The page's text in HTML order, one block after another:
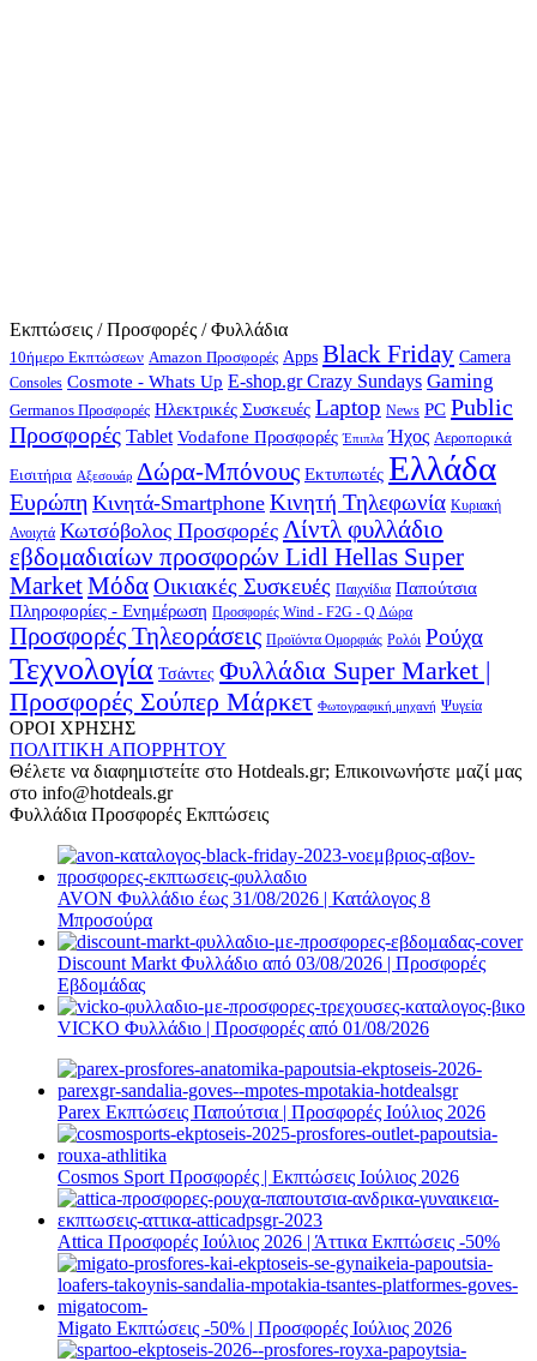
Εκπτώσεις / Προσφορές / Φυλλάδια
10ήμερο Εκπτώσεων Amazon Προσφορές Apps Black Friday Camera
Consoles Cosmote - Whats Up E-shop.gr Crazy Sundays Gaming
Germanos Προσφορές Hλεκτρικές Συσκευές Laptop News PC Public
Προσφορές Tablet Vodafone Προσφορές Έπιπλα Ήχος Αεροπορικά
Εισιτήρια Αξεσουάρ Δώρα-Μπόνους Εκτυπωτές Ελλάδα
Ευρώπη Κινητά-Smartphone Κινητή Τηλεφωνία Κυριακή
Ανοιχτά Κωτσόβολος Προσφορές Λίντλ φυλλάδιο
εβδομαδιαίων προσφορών Lidl Hellas Super
MarketΜόδαΟικιακές Συσκευές Παιχνίδια Παπούτσια
Πληροφορίες - Ενημέρωση Προσφορές Wind - F2G - Q Δώρα
Προσφορές Τηλεοράσεις Προϊόντα Ομορφιάς Ρολόι Ρούχα
Τεχνολογία Τσάντες Φυλλάδια Super Market |
Προσφορές Σούπερ Μάρκετ Φωτογραφική μηχανή Ψυγεία
ΟΡΟΙ ΧΡΗΣΗΣ
ΠΟΛΙΤΙΚΗ ΑΠΟΡΡΗΤΟΥ
Θέλετε να διαφημιστείτε στο Hotdeals.gr; Επικοινωνήστε μαζί μας
στο info@hotdeals.gr
Φυλλάδια Προσφορές Εκπτώσεις
AVON Φυλλάδιο έως 31/08/2026 | Κατάλογος 8
Μπροσούρα
Discount Markt Φυλλάδιο από 03/08/2026 | Προσφορές
Εβδομάδας
VICKO Φυλλάδιο | Προσφορές από 01/08/2026
Parex Εκπτώσεις Παπούτσια | Προσφορές Ιούλιος 2026
Cosmos Sport Προσφορές | Εκπτώσεις Ιούλιος 2026
Attica Προσφορές Ιούλιος 2026 | Άττικα Εκπτώσεις -50%
Migato Εκπτώσεις -50% | Προσφορές Ιούλιος 2026